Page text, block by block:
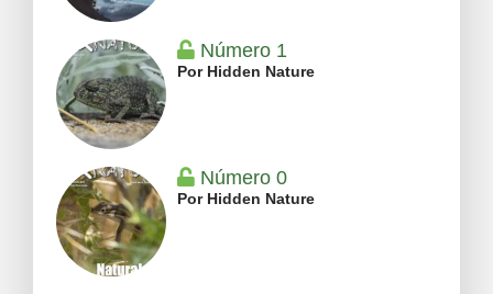
Número 1
Por Hidden Nature
Número 0
Por Hidden Nature